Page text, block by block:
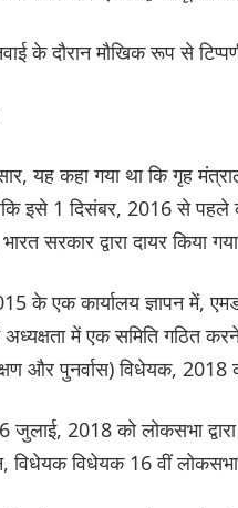
के दौरान मौखिक रूप से
यह कहा गया था कि गृह
इसे 1 दिसंबर, 2016 से पहले
सरकार द्वारा दायर किया
के एक कार्यालय ज्ञापन में,
में एक समिति गठित
और पुनर्वास) विधेयक, 2018
जुलाई, 2018 को लोकसभा
विधेयक विधेयक 16 वीं लोकसभा